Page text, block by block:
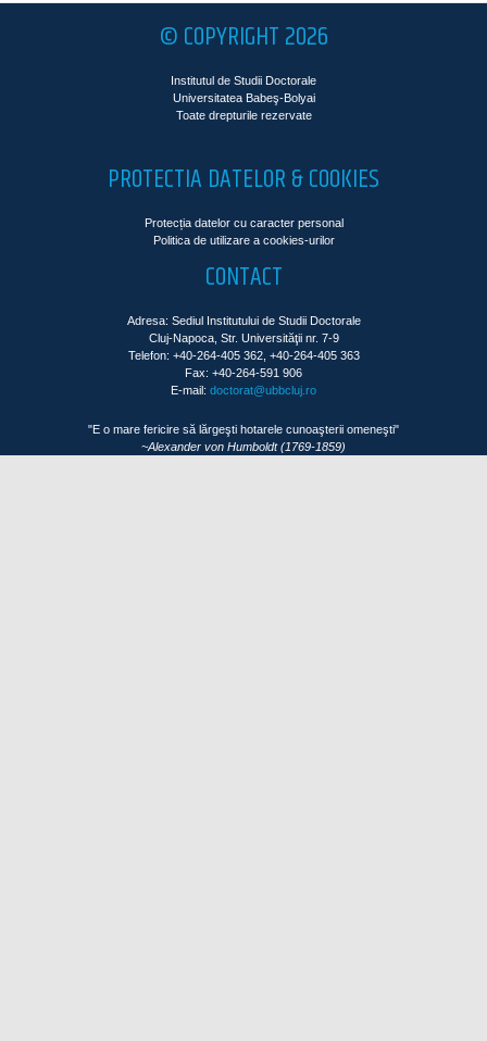
© COPYRIGHT 2026
Institutul de Studii Doctorale
Universitatea Babeş-Bolyai
Toate drepturile rezervate
PROTECTIA DATELOR & COOKIES
Protecția datelor cu caracter personal
Politica de utilizare a cookies-urilor
CONTACT
Adresa: Sediul Institutului de Studii Doctorale
Cluj-Napoca, Str. Universităţii nr. 7-9
Telefon: +40-264-405 362, +40-264-405 363
Fax: +40-264-591 906
E-mail: doctorat@ubbcluj.ro
"E o mare fericire să lărgeşti hotarele cunoaşterii omeneşti"
~Alexander von Humboldt (1769-1859)